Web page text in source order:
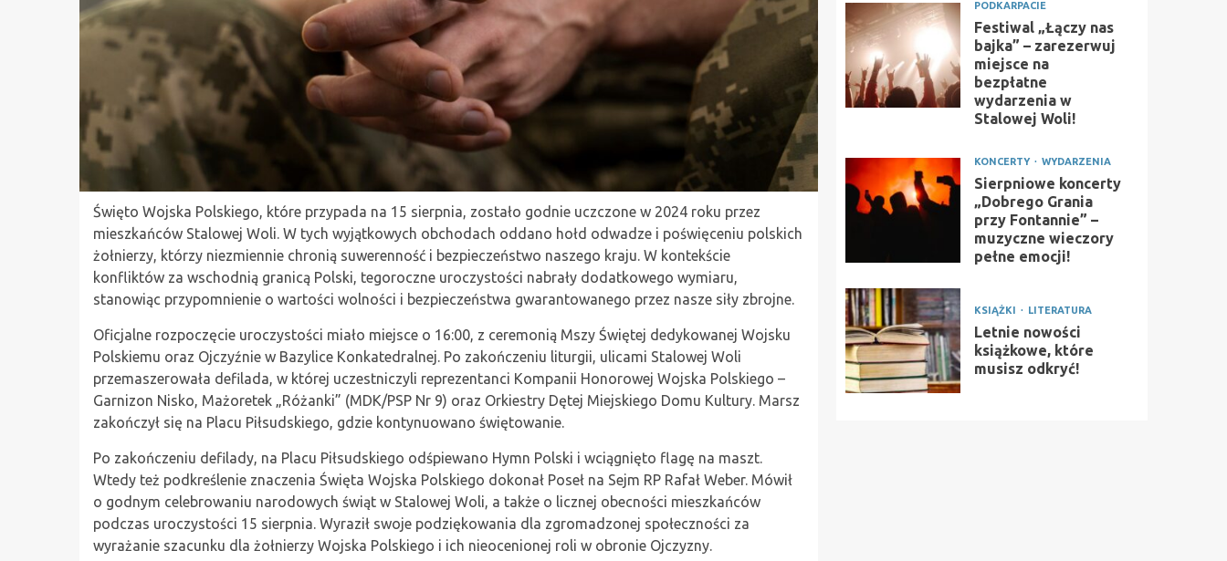
Święto Wojska Polskiego, które przypada na 15 sierpnia, zostało godnie uczczone w 2024 roku przez
mieszkańców Stalowej Woli. W tych wyjątkowych obchodach oddano hołd odwadze i poświęceniu polskich
żołnierzy, którzy niezmiennie chronią suwerenność i bezpieczeństwo naszego kraju. W kontekście
konfliktów za wschodnią granicą Polski, tegoroczne uroczystości nabrały dodatkowego wymiaru,
stanowiąc przypomnienie o wartości wolności i bezpieczeństwa gwarantowanego przez nasze siły zbrojne.
Oficjalne rozpoczęcie uroczystości miało miejsce o 16:00, z ceremonią Mszy Świętej dedykowanej Wojsku
Polskiemu oraz Ojczyźnie w Bazylice Konkatedralnej. Po zakończeniu liturgii, ulicami Stalowej Woli
przemaszerowała defilada, w której uczestniczyli reprezentanci Kompanii Honorowej Wojska Polskiego –
Garnizon Nisko, Mażoretek „Różanki” (MDK/PSP Nr 9) oraz Orkiestry Dętej Miejskiego Domu Kultury. Marsz
zakończył się na Placu Piłsudskiego, gdzie kontynuowano świętowanie.
Po zakończeniu defilady, na Placu Piłsudskiego odśpiewano Hymn Polski i wciągnięto flagę na maszt.
Wtedy też podkreślenie znaczenia Święta Wojska Polskiego dokonał Poseł na Sejm RP Rafał Weber. Mówił
o godnym celebrowaniu narodowych świąt w Stalowej Woli, a także o licznej obecności mieszkańców
podczas uroczystości 15 sierpnia. Wyraził swoje podziękowania dla zgromadzonej społeczności za
wyrażanie szacunku dla żołnierzy Wojska Polskiego i ich nieocenionej roli w obronie Ojczyzny.
PODKARPACIE
Festiwal „Łączy nas
bajka” – zarezerwuj
miejsce na
bezpłatne
wydarzenia w
Stalowej Woli!
KONCERTY WYDARZENIA
Sierpniowe koncerty
„Dobrego Grania
przy Fontannie” –
muzyczne wieczory
pełne emocji!
KSIĄŻKI LITERATURA
Letnie nowości
książkowe, które
musisz odkryć!